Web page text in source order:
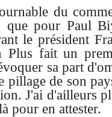
du
que pour Paul
le président
fait un
sa part
pillage de son
J'ai d'ailleurs
pour en attester.